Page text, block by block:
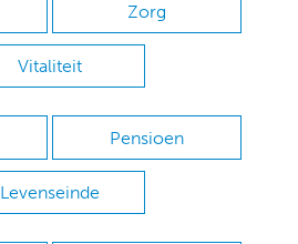
Zorg
Vitaliteit
Pensioen
Levenseinde